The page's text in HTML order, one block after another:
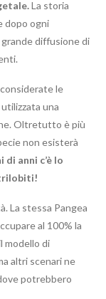
La storia
dopo ogni
diffusione di
le
una
Oltretutto è più
non esisterà
di anni c’è lo
trilobiti!
La stessa Pangea
al 100% la
modello di
altri scenari ne
potrebbero